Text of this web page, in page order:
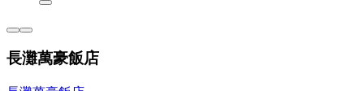
長灘萬豪飯店